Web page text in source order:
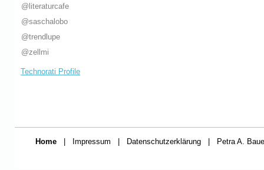
@literaturcafe
@saschalobo
@trendlupe
@zellmi
Technorati Profile
Home Impressum Datenschutzerklärung Petra A.